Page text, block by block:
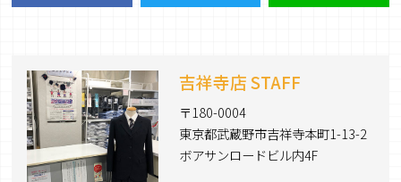
吉祥寺店 STAFF
〒180-0004
東京都武蔵野市吉祥寺本町1-13-2
ボアサンロードビル内4F